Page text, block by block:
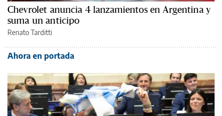
Chevrolet anuncia 4 lanzamientos en Argentina y
suma un anticipo
Renato Tarditti
Ahora en portada